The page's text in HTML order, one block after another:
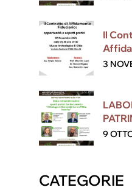
Il
3
9
CATEGORIE